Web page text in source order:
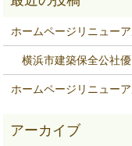
ホームページリニューア
横浜市建築保全公社
ホームページリニューア